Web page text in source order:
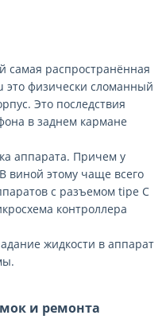
самая распространённая
это физически сломанный
Это последствия
в заднем кармане
аппарата. Причем у
виной этому чаще всего
с разъемом tipe C
контроллера
жидкости в аппарат
и ремонта